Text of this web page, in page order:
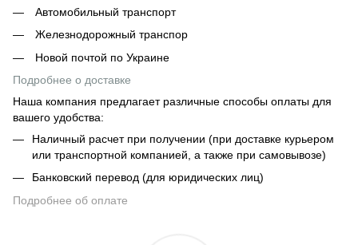
Автомобильный транспорт
Железнодорожный транспор
Новой почтой по Украине
Подробнее о доставке
Наша компания предлагает различные способы оплаты для
вашего удобства:
Наличный расчет при получении (при доставке курьером
или транспортной компанией, а также при самовывозе)
Банковский перевод (для юридических лиц)
Подробнее об оплате